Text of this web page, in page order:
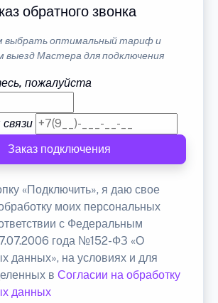
обратного звонка
выбрать оптимальный тариф и
выезд Мастера для подключения
пожалуйста
Заказ подключения
«Подключить», я даю свое
моих персональных
с Федеральным
года №152-ФЗ «О
данных», на условиях и для
в Согласии на обработку
данных